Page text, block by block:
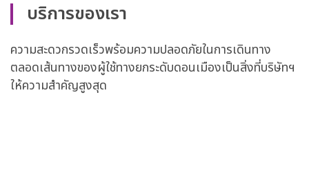
บริการของเรา
ความสะดวกรวดเร็วพร้อมความปลอดภัยในการเดินทาง
ตลอดเส้นทางของผู้ใช้ทางยกระดับดอนเมืองเป็นสิ่งที่บริษัทฯ
ให้ความสำคัญสูงสุด